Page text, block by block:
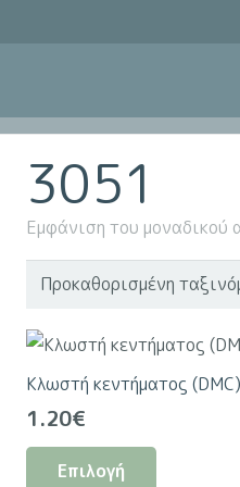
3051
Εμφάνιση του μοναδικού
Κλωστή κεντήματος
1.20€
Επιλογή